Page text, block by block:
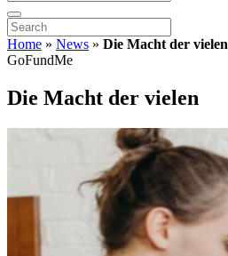
Home » News » Die Macht der vielen
GoFundMe
Die Macht der vielen